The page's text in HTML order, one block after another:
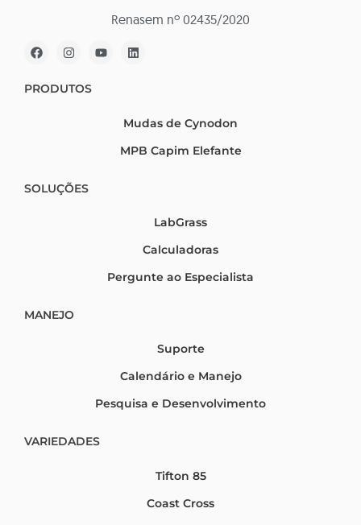
Renasem nº 02435/2020
PRODUTOS
Mudas de Cynodon
MPB Capim Elefante
SOLUÇÕES
LabGrass
Calculadoras
Pergunte ao Especialista
MANEJO
Suporte
Calendário e Manejo
Pesquisa e Desenvolvimento
VARIEDADES
Tifton 85
Coast Cross